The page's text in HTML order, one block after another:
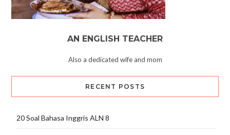
AN ENGLISH TEACHER
Also a dedicated wife and mom
RECENT POSTS
20 Soal Bahasa Inggris ALN 8